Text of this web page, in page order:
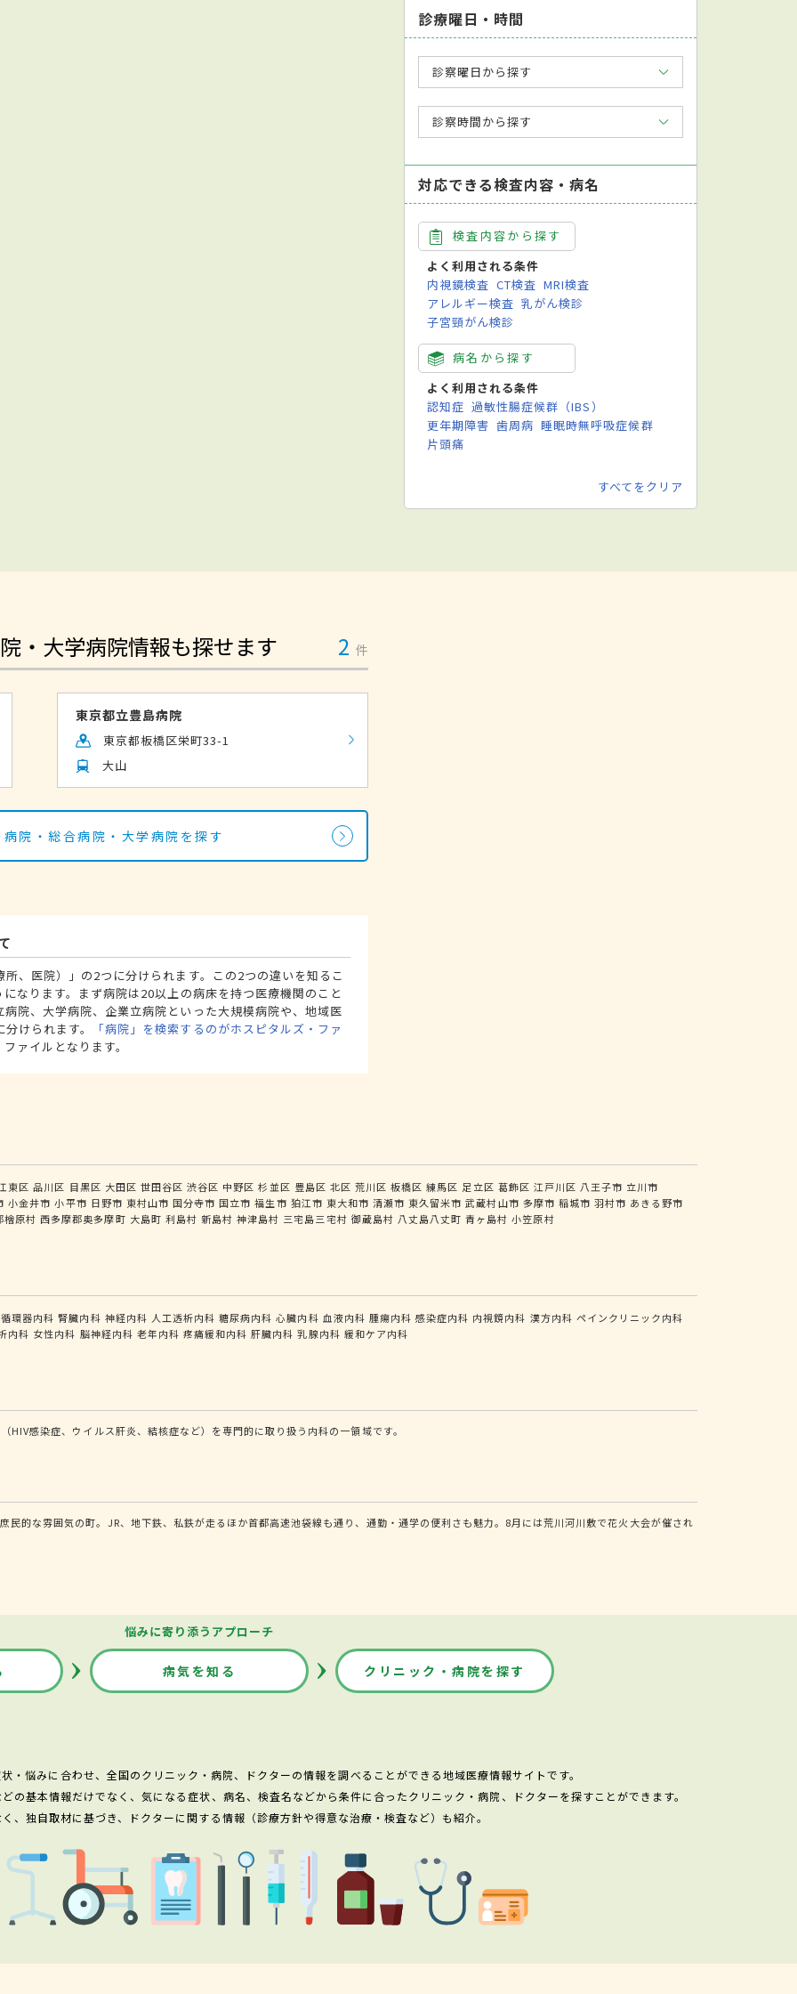
診療曜日・時間
診察曜日から探す
診察時間から探す
対応できる検査内容・病名
検査内容から探す
よく利用される条件
内視鏡検査 CT検査 MRI検査
アレルギー検査 乳がん検診
子宮頸がん検診
病名から探す
よく利用される条件
認知症 過敏性腸症候群（IBS）
更年期障害 歯周病 睡眠時無呼吸症候群
片頭痛
すべてをクリア
・大学病院情報も探せます 2 件
東京都立豊島病院
東京都板橋区栄町33-1
大山
院・総合病院・大学病院を探す
、医院）」の2つに分けられます。この2つの違いを知るこ
なります。まず病院は20以上の病床を持つ医療機関のこと
院、大学病院、企業立病院といった大規模病院や、地域医
けられます。
「病院」を検索するのがホスピタルズ・ファ
ァイルとなります。
東区 品川区 目黒区 大田区 世田谷区 渋谷区 中野区 杉並区 豊島区 北区 荒川区 板橋区 練馬区 足立区 葛飾区 江戸川区 八王子市 立川市
小金井市 小平市 日野市 東村山市 国分寺市 国立市 福生市 狛江市 東大和市 清瀬市 東久留米市 武蔵村山市 多摩市 稲城市 羽村市 あきる野市
檜原村 西多摩郡奥多摩町 大島町 利島村 新島村 神津島村 三宅島三宅村 御蔵島村 八丈島八丈町 青ヶ島村 小笠原村
循環器内科 腎臓内科 神経内科 人工透析内科 糖尿病内科 心臓内科 血液内科 腫瘍内科 感染症内科 内視鏡内科 漢方内科 ペインクリニック内科
内科 女性内科 脳神経内科 老年内科 疼痛緩和内科 肝臓内科 乳腺内科 緩和ケア内科
感染症、ウイルス肝炎、結核症など）を専門的に取り扱う内科の一領域です。
民的な雰囲気の町。JR、地下鉄、私鉄が走るほか首都高速池袋線も通り、通勤・通学の便利さも魅力。8月には荒川河川敷で花火大会が催され
悩みに寄り添うアプローチ
病気を知る クリニック・病院を探す
・悩みに合わせ、全国のクリニック・病院、ドクターの情報を調べることができる地域医療情報サイトです。
の基本情報だけでなく、気になる症状、病名、検査名などから条件に合ったクリニック・病院、ドクターを探すことができます。
、独自取材に基づき、ドクターに関する情報（診療方針や得意な治療・検査など）も紹介。